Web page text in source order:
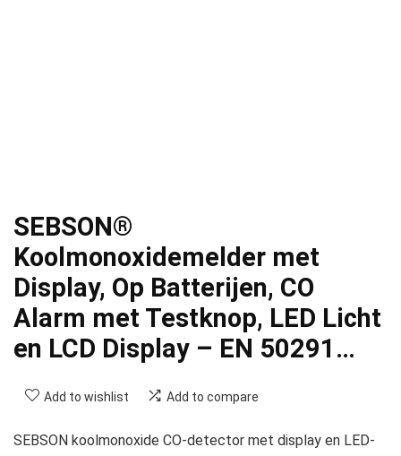
SEBSON®
Koolmonoxidemelder met
Display, Op Batterijen, CO
Alarm met Testknop, LED Licht
en LCD Display – EN 50291…
Add to wishlist Add to compare
SEBSON koolmonoxide CO-detector met display en LED-